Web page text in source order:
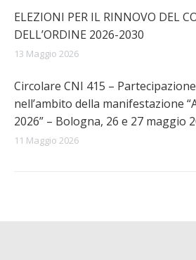
ELEZIONI PER IL RINNOVO DEL
DELL’ORDINE 2026-2030
13 Maggio 2026
Circolare CNI 415 –
nell’ambito della manifestazione
2026” – Bologna, 26 e 27 maggio
11 Maggio 2026